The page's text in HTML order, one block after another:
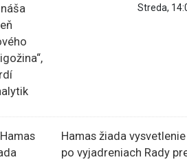
Streda,
Hamas žiada vysvetlenie
po vyjadreniach Rady